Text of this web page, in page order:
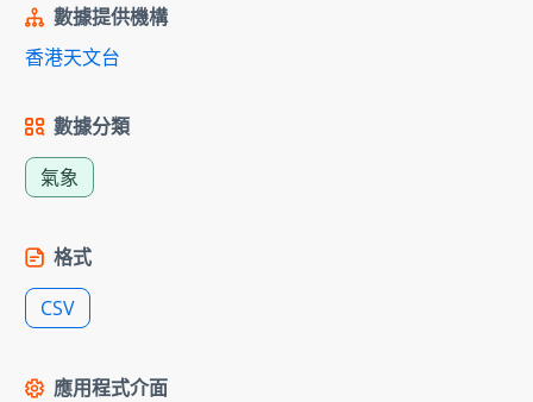
數據提供機構
香港天文台
數據分類
氣象
格式
CSV
應用程式介面